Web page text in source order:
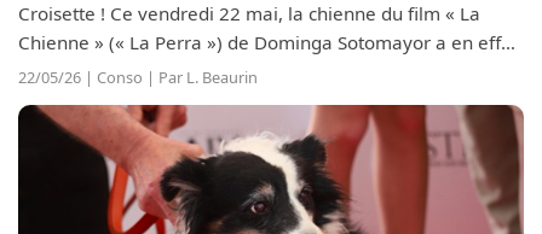
Croisette ! Ce vendredi 22 mai, la chienne du film « La
Chienne » (« La Perra ») de Dominga Sotomayor a en effet
remporté Palm Dog 2026 grâce à une prestation
bouleversante...
22/05/26 | Conso | Par L. Beaurin